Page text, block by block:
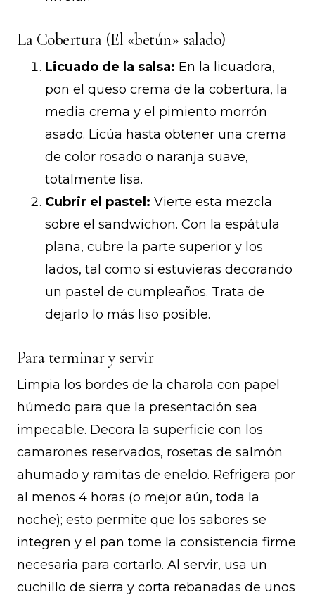
La Cobertura (El «betún» salado)
Licuado de la salsa: En la licuadora,
pon el queso crema de la cobertura, la
media crema y el pimiento morrón
asado. Licúa hasta obtener una crema
de color rosado o naranja suave,
totalmente lisa.
Cubrir el pastel: Vierte esta mezcla
sobre el sandwichon. Con la espátula
plana, cubre la parte superior y los
lados, tal como si estuvieras decorando
un pastel de cumpleaños. Trata de
dejarlo lo más liso posible.
Para terminar y servir
Limpia los bordes de la charola con papel
húmedo para que la presentación sea
impecable. Decora la superficie con los
camarones reservados, rosetas de salmón
ahumado y ramitas de eneldo. Refrigera por
al menos 4 horas (o mejor aún, toda la
noche); esto permite que los sabores se
integren y el pan tome la consistencia firme
necesaria para cortarlo. Al servir, usa un
cuchillo de sierra y corta rebanadas de unos